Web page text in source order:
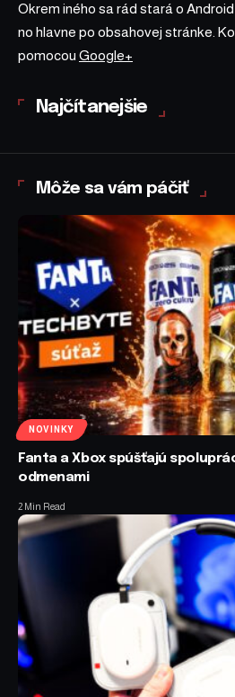
Okrem iného sa rád stará o
no hlavne po obsahovej stránke.
pomocou Google+
Najčítanejšie
Môže sa vám páčiť
NOVINKY
Fanta a Xbox spúšťajú
odmenami
2 Min Read